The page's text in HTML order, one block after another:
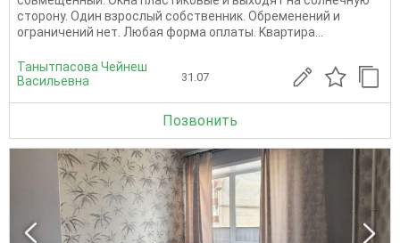
сторону. Один взрослый собственник. Обременений и
ограничений нет. Любая форма оплаты. Kвaртиpa...
Танытпасова Чейнеш
Васильевна
31.07
Позвонить